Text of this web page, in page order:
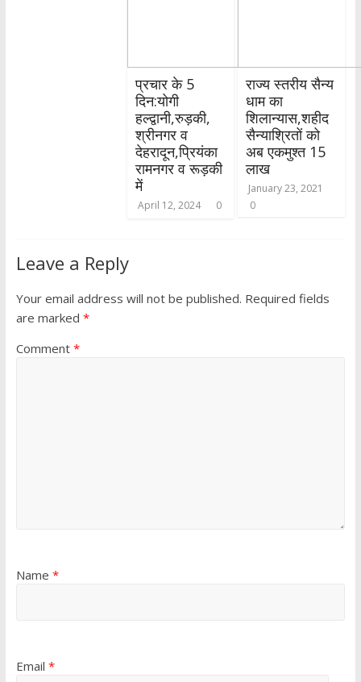
प्रचार के 5
दिन:योगी
हल्द्वानी,रुड़की,
श्रीनगर व
देहरादून,प्रियंका
रामनगर व रूड़की
में
April 12, 2024 0
राज्य स्तरीय सैन्य
धाम का
शिलान्यास,शहीद
सैन्याश्रितों को
अब एकमुश्त 15
लाख
January 23, 2021
0
Leave a Reply
Your email address will not be published. Required fields
are marked *
Comment *
Name *
Email *